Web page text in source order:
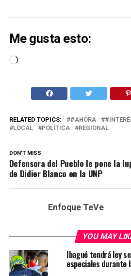
Me gusta esto:
Cargando...
RELATED TOPICS: #AHORA
LOCAL
POLÍTICA REGIONAL
DON'T MISS
Defensora del Pueblo le pone la
de Didier Blanco en la UNP
Enfoque TeVe
YOU MAY
Ibagué tendrá ley
especiales durante